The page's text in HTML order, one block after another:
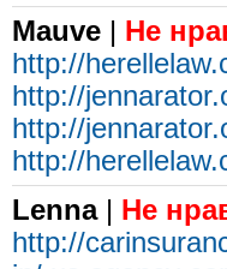
Mauve | Не
http://
http://
http://
http://
Lenna| Не
http://